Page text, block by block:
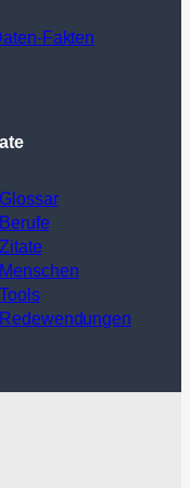
Fakten
Glossar
Berufe
Zitate
Menschen
Tools
Redewendungen